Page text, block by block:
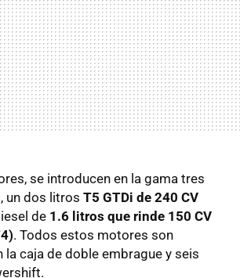
se introducen en la gama tres
un dos litros T5 GTDi de 240 CV
de 1.6 litros que rinde 150 CV
. Todos estos motores son
caja de doble embrague y seis